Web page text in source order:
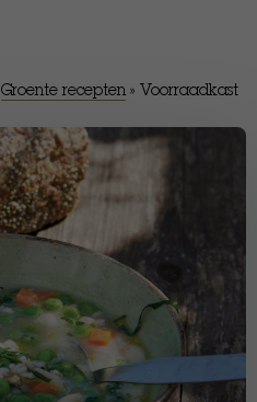
Groente recepten » Voorraadkast